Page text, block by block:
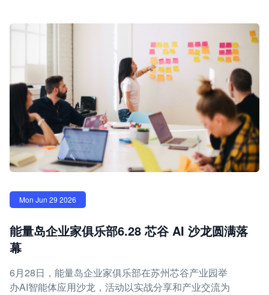
Mon Jun 29 2026
能量岛企业家俱乐部6.28 芯谷 AI 沙龙圆满落
幕
6月28日，能量岛企业家俱乐部在苏州芯谷产业园举
办AI智能体应用沙龙，活动以实战分享和产业交流为